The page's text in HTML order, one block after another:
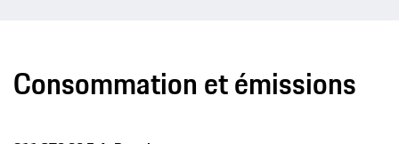
Consommation et émissions